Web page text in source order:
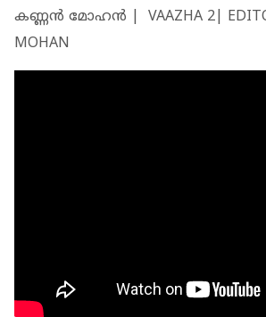
കണ്ണൻ മോഹൻ | VAAZHA 2|
MOHAN